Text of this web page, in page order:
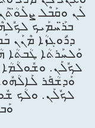
ܠܰܢ ܘܩܰܒܶܠ
ܒܪ̈ܰܚܡܰܝܟ
ܕܪܽܘܓܙܳܐ ܡܶܢܰܢ
ܘܰܠܚܰܪܬܳܐ ܛܳܒܬܳܐ
ܠܟܽܠܰܢ. ܘܫܽܘܠܳܡܳܐ
ܘܰܕܫܳܦܰܪ
ܠܟܽܠܰܢ. ܘܠܳܟ